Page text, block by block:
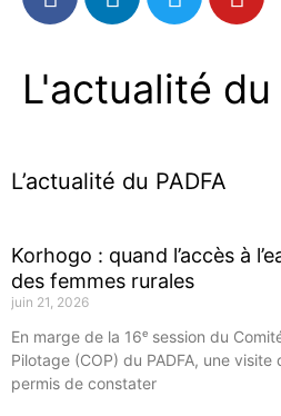
L'actualité du
L’actualité du PADFA
Korhogo : quand l’accès à
des femmes rurales
juin 21, 2026
En marge de la 16ᵉ session du
Pilotage (COP) du PADFA, une
permis de constater